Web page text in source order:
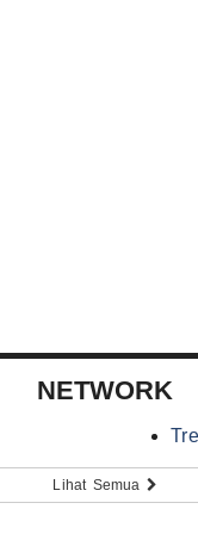
NETWORK
Lihat Semua